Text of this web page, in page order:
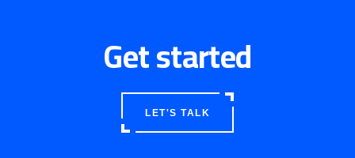
Get started
LET'S TALK